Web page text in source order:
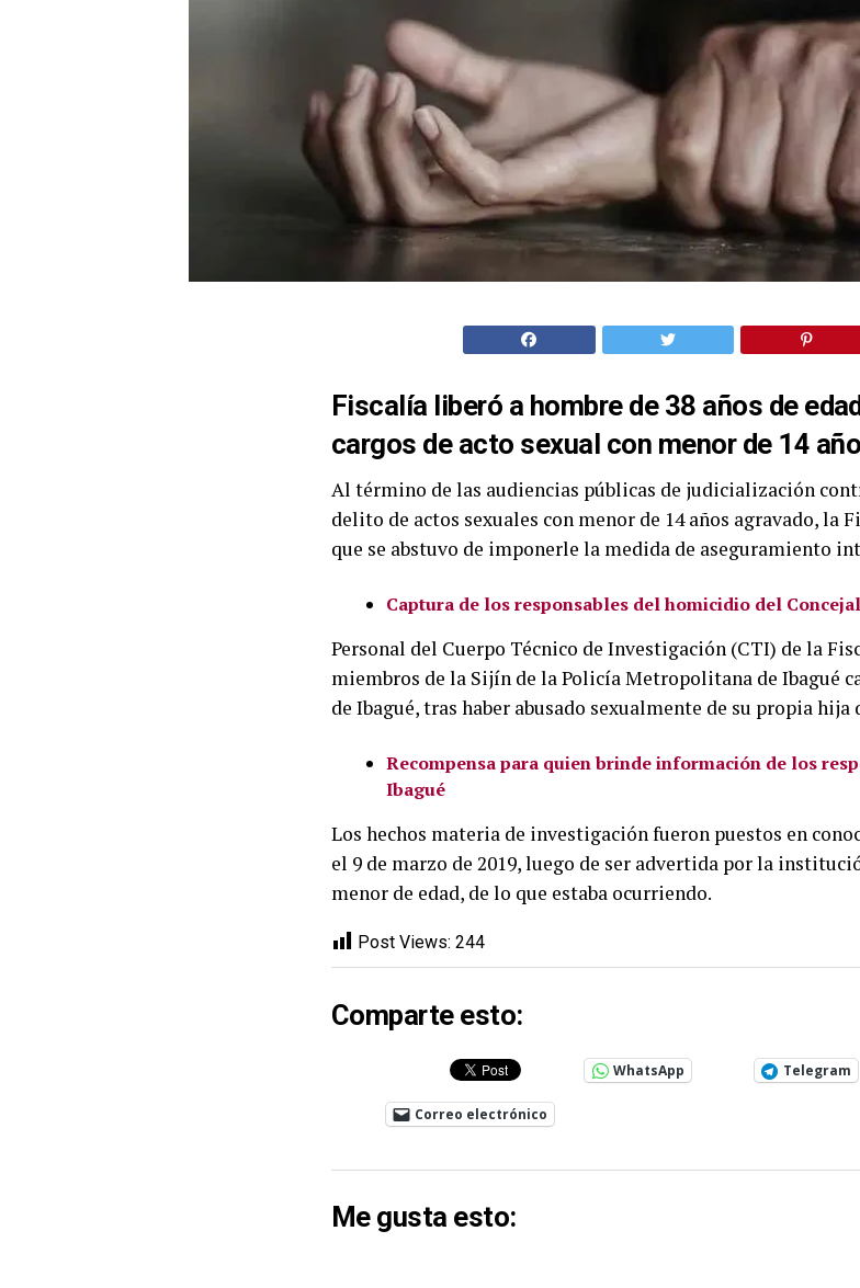
Fiscalía liberó a hombre de 38 años de
cargos de acto sexual con menor de 14
Al término de las audiencias públicas de judicialización
delito de actos sexuales con menor de 14 años agravado, la
que se abstuvo de imponerle la medida de aseguramiento
Captura de los responsables del homicidio del
Personal del Cuerpo Técnico de Investigación (CTI) de la
miembros de la Sijín de la Policía Metropolitana de Ibagué
de Ibagué, tras haber abusado sexualmente de su propia hija
Recompensa para quien brinde información de los
Ibagué
Los hechos materia de investigación fueron puestos en
el 9 de marzo de 2019, luego de ser advertida por la
menor de edad, de lo que estaba ocurriendo.
Post Views: 244
Comparte esto:
WhatsApp Telegram
Correo electrónico
Me gusta esto: